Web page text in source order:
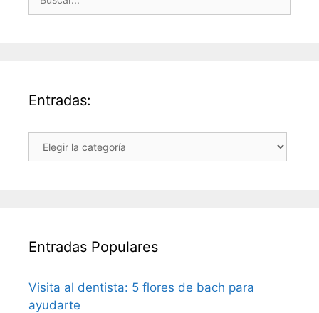
Entradas:
Entradas:
Entradas Populares
Visita al dentista: 5 flores de bach para
ayudarte